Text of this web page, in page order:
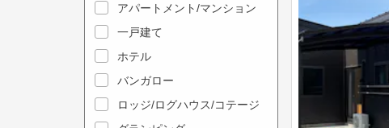
t
o
t
e
k
t
o
アパートメント/マンション
一戸建て
ホテル
バンガロー
ロッジ/ログハウス/コテージ